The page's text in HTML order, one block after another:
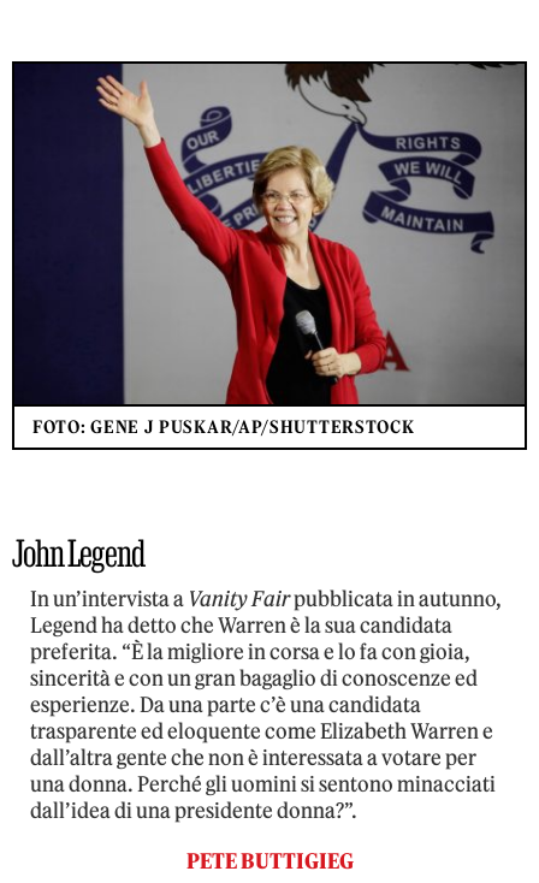
FOTO: GENE J PUSKAR/AP/SHUTTERSTOCK
John Legend
In un’intervista a Vanity Fairpubblicata in autunno,
Legend ha detto che Warren è la sua candidata
preferita. “È la migliore in corsa e lo fa con gioia,
sincerità e con un gran bagaglio di conoscenze ed
esperienze. Da una parte c’è una candidata
trasparente ed eloquente come Elizabeth Warren e
dall’altra gente che non è interessata a votare per
una donna. Perché gli uomini si sentono minacciati
dall’idea di una presidente donna?”.
PETE BUTTIGIEG